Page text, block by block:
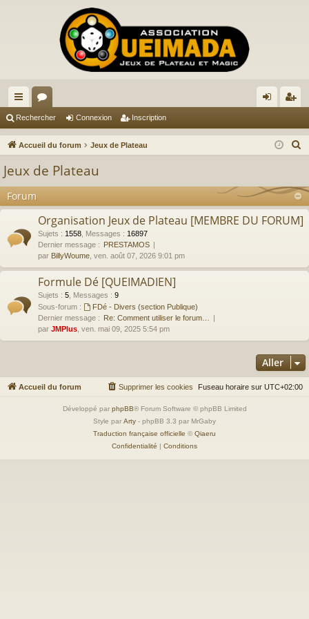
ac
co
s
or
u ne cri
Rechercher Connexion Inscription
Accueil du forum Jeux de Plateau
h
e
e
Jeux de Plateau
Forum
Organisation Jeux de Plateau [MEMBRE DU FORUM]
Sujets : 1558 Messages : 16897
Dernier message : PRESTAMOS
par BillyWoume , ven. août 07, 2026 9:01 pm
Formule Dé [QUEIMADIEN]
Sujets : 5 Messages : 9
Sous-forum :
FDé - Divers (section Publique)
Dernier message : Re: Comment utiliser le forum…
par JMPlus , ven. mai 09, 2025 5:54 pm
Aller
Accueil du forum Fuseau horaire sur UTC+02:00
Supprimer les cookies
Développé par phpBB® Forum Software © phpBB Limited
Style par Arty - phpBB 3.3 par MrGaby
Traduction française officielle © Qiaeru
Confidentialité | Conditions